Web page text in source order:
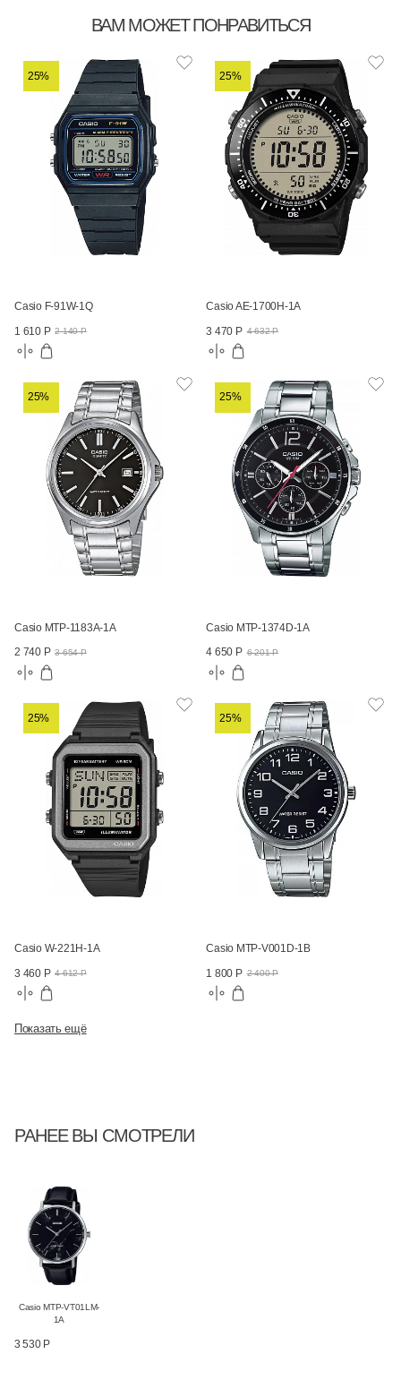
ВАМ МОЖЕТ ПОНРАВИТЬСЯ
25%
Casio F-91W-1Q
1 610 Р 2 140 Р
25%
Casio AE-1700H-1A
3 470 Р 4 632 Р
25%
Casio MTP-1183A-1A
2 740 Р 3 654 Р
25%
Casio MTP-1374D-1A
4 650 Р 6 201 Р
25%
Casio W-221H-1A
3 460 Р 4 612 Р
25%
Casio MTP-V001D-1B
1 800 Р 2 400 Р
Показать ещё
РАНЕЕ ВЫ СМОТРЕЛИ
Casio MTP-VT01LM-
1A
3 530 Р